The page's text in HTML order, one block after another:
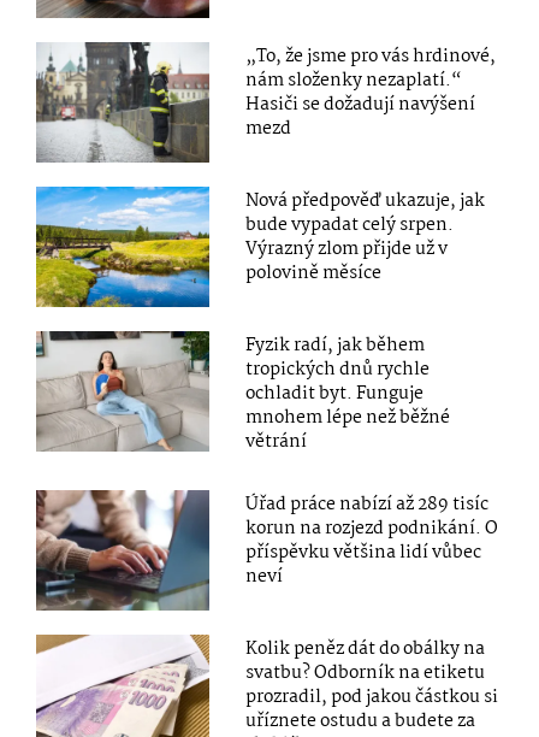
„To, že jsme pro vás hrdinové,
nám složenky nezaplatí.“
Hasiči se dožadují navýšení
mezd
Nová předpověď ukazuje, jak
bude vypadat celý srpen.
Výrazný zlom přijde už v
polovině měsíce
Fyzik radí, jak během
tropických dnů rychle
ochladit byt. Funguje
mnohem lépe než běžné
větrání
Úřad práce nabízí až 289 tisíc
korun na rozjezd podnikání. O
příspěvku většina lidí vůbec
neví
Kolik peněz dát do obálky na
svatbu? Odborník na etiketu
prozradil, pod jakou částkou si
uříznete ostudu a budete za